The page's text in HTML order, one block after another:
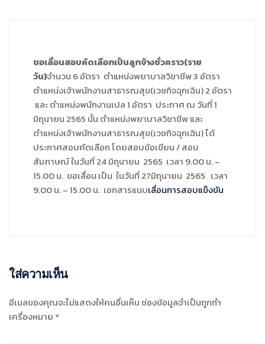
ขอเลื่อนสอบคัดเลือกเป็นลูกจ้างชั่วคราว(ราย
วัน)จำนวน 6 อัตรา ตำแหน่งพยาบาลวิชาชีพ 3 อัตรา
ตำแหน่งเจ้าพนักงานสาธารณสุข(เวชกิจฉุกเฉิน) 2 อัตรา
และ ตำแหน่งพนักงานเปล 1 อัตรา ประกาศ ณ วันที่ 1
มิถุนายน 2565 นั้น ตำแหน่งพยาบาลวิชาชีพ และ
ตำแหน่งเจ้าพนักงานสาธารณสุข(เวชกิจฉุกเฉิน) ได้
ประกาศสอบคัดเลือก โดยสอบข้อเขียน / สอบ
สัมภาษณ์ ในวันที่ 24 มิถุนายน 2565 เวลา 9.00 น. –
15.00 น. ขอเลื่อน เป็น ในวันที่ 27มิถุนายน 2565 เวลา
9.00 น. – 15.00 น. เอกสารแนบเลื่อนการสอบแข็งขัน
ใส่ความเห็น
อีเมลของคุณจะไม่แสดงให้คนอื่นเห็น ช่องข้อมูลจำเป็นถูกทำ
เครื่องหมาย *